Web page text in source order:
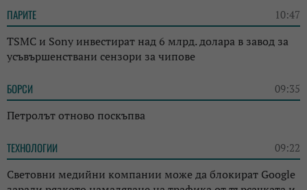
ПАРИТЕ 10:47
TSMC и Sony инвестират над 6 млрд. долара в завод за
усъвършенствани сензори за чипове
БОРСИ 09:35
Петролът отново поскъпва
ТЕХНОЛОГИИ 09:22
Световни медийни компании може да блокират Google